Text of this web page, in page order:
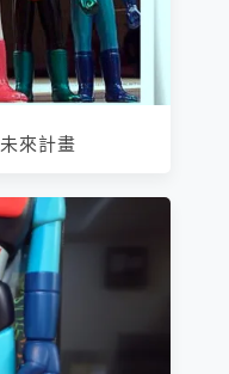
來計畫